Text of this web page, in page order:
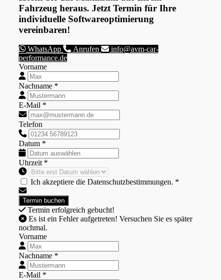
Fahrzeug heraus. Jetzt Termin für Ihre
individuelle Softwareoptimierung
vereinbaren!
WhatsApp Anrufen
info@avm-car-
performance.de
Vorname
Nachname *
E-Mail *
Telefon
Datum *
Uhrzeit *
Ich akzeptiere die Datenschutzbestimmungen. *
Termin erfolgreich gebucht!
nochmal.
Vorname
Nachname *
E-Mail *